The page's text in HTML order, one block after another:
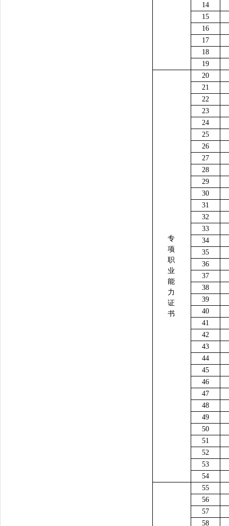
14
15
16
17
18
19
专
项
职
业
能
力
证
书
20
21
22
23
24
25
26
27
28
29
30
31
32
33
34
35
36
37
38
39
40
41
42
43
44
45
46
47
48
49
50
51
52
53
54
55
56
57
58